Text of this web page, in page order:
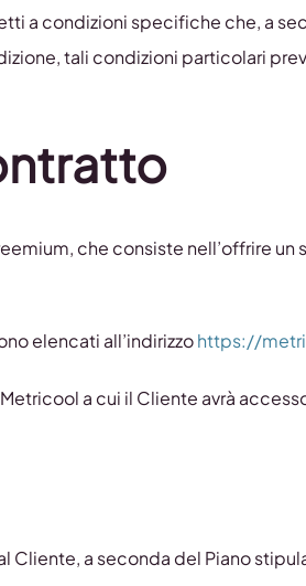
a condizioni specifiche che, a
tali condizioni particolari
che consiste nell’offrire
elencati all’indirizzohttps://
a cui il Cliente avrà
Cliente, a seconda del Piano